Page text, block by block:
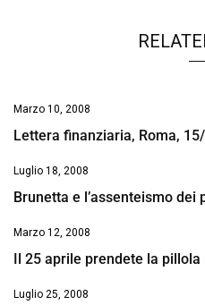
Marzo 10, 2008
Lettera finanziaria, Roma,
Luglio 18, 2008
Brunetta e l’assenteismo dei
Marzo 12, 2008
Il 25 aprile prendete la pillola
Luglio 25, 2008